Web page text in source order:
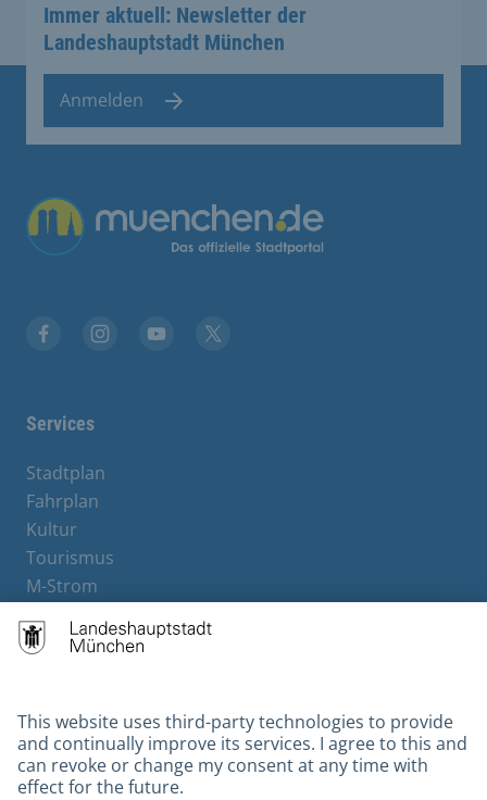
Immer aktuell: Newsletter der
Landeshauptstadt München
Anmelden
Übergreifende Links
Services
Stadtplan
Fahrplan
Kultur
Tourismus
M-Strom
Hotels
Contact
Barrierefreiheit